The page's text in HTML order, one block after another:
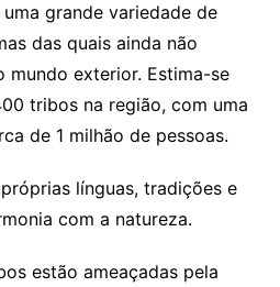
grande variedade de
das quais ainda não
exterior. Estima-se
tribos na região, com uma
de 1 milhão de pessoas.
línguas, tradições e
com a natureza.
estão ameaçadas pela